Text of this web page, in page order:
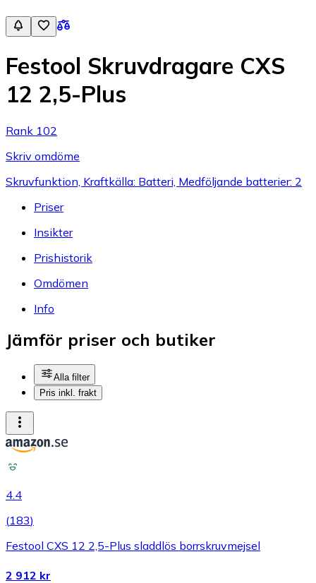
Festool Skruvdragare CXS
12 2,5-Plus
Rank 102
Skriv omdöme
Skruvfunktion, Kraftkälla: Batteri, Medföljande batterier: 2
Priser
Insikter
Prishistorik
Omdömen
Info
Jämför priser och butiker
Alla filter
Pris inkl. frakt
4.4
(183)
Festool CXS 12 2,5-Plus sladdlös borrskruvmejsel
2 912 kr